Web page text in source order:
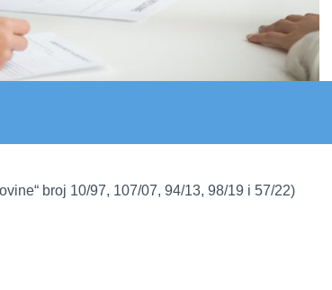
broj 10/97, 107/07, 94/13, 98/19 i 57/22)